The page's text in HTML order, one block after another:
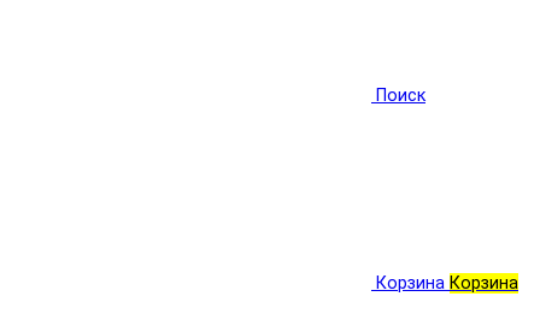
Поиск
Корзина Корзина